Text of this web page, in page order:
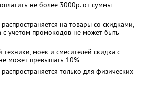
не более 3000р. от суммы
на товары со скидками,
с учетом промокодов не может быть
моек и смесителей скидка с
может превышать 10%
только для физических